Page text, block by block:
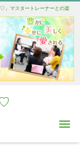
」マスタートレーナーとの楽